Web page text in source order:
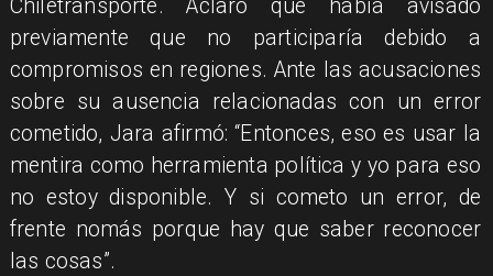
Chiletransporte. Aclaró que había avisado
previamente que no participaría debido a
compromisos en regiones. Ante las acusaciones
sobre su ausencia relacionadas con un error
cometido, Jara afirmó: “Entonces, eso es usar la
mentira como herramienta política y yo para eso
no estoy disponible. Y si cometo un error, de
frente nomás porque hay que saber reconocer
las cosas”.